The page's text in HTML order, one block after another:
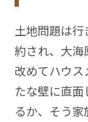
土地問題は
約され、大海
改めてハウ
たな壁に直
るか、そう